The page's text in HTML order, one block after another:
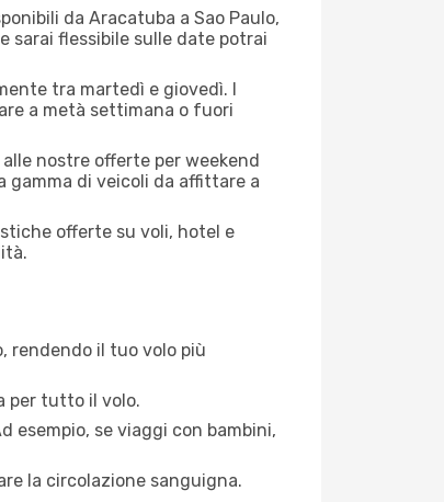
da Aracatuba a Sao Paulo,
sarai flessibile sulle date potrai
tra martedì e giovedì. I
a metà settimana o fuori
nostre offerte per weekend
gamma di veicoli da affittare a
offerte su voli, hotel e
rendendo il tuo volo più
per tutto il volo.
esempio, se viaggi con bambini,
la circolazione sanguigna.